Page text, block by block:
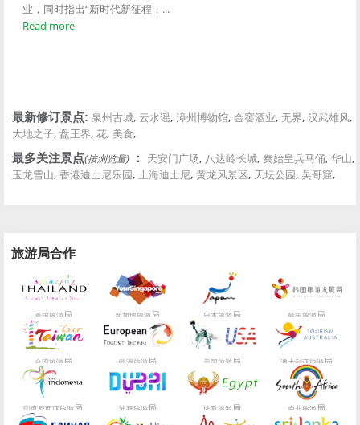
业，同时指出“新时代新征程，...
Read more
最新修订景点: 泉州古城, 云水谣, 漳州博物馆, 金窖酒业, 无界, 汉武雄风,
大地之子, 盘王界, 花, 美食,
最多关注景点(按浏览量) ： 天安门广场, 八达岭长城, 秦始皇兵马俑, 华山,
玉龙雪山, 香港迪士尼乐园, 上海迪士尼, 黄龙风景区, 天坛公园, 吴哥窟,
旅游局合作
泰国旅游局 新加坡旅游局 日本旅游局 韩国旅游局
台湾旅游局 欧洲旅游局 美国旅游局 澳大利亚旅游局
印度尼西亚旅游局 迪拜旅游局 埃及旅游局 南非旅游局